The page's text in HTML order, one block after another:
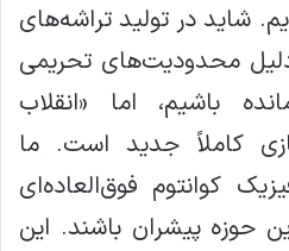
شاید در تولید تراشه‌های
محدودیت‌های تحریمی
باشیم، اما «انقلاب
کاملاً جدید است. ما
کوانتوم فوق‌العاده‌ای
حوزه پیشران باشند. این